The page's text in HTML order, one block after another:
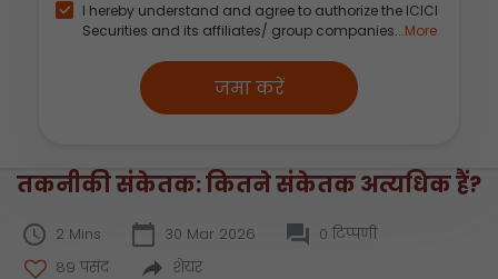
I hereby understand and agree to authorize the ICICI
Securities and its affiliates/ group companies...More
जमा करें
तकनीकी संकेतक: कितने संकेतक अत्यधिक हैं?
2 Mins 30 Mar 2026
0 टिप्पणी
89 पसंद
शेयर